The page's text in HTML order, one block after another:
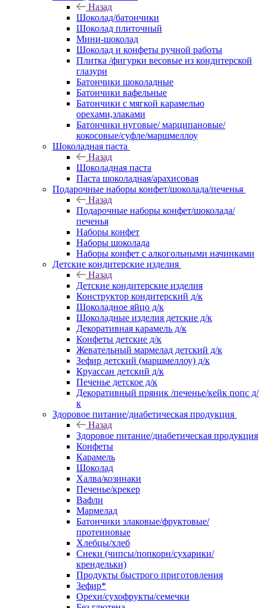
Назад
Шоколад/батончики
Шоколад плиточный
Мини-шоколад
Шоколад и конфеты ручной работы
Плитка /фигурки весовые из кондитерской
глазури
Батончики шоколадные
Батончики вафельные
Батончики с мягкой карамелью
орехами,злаками
Батончики нуговые/ марципановые/
кокосовые/суфле/маршмеллоу
Шоколадная паста
Назад
Шоколадная паста
Паста шоколадная/арахисовая
Подарочные наборы конфет/шоколада/печенья
Назад
Подарочные наборы конфет/шоколада/
печенья
Наборы конфет
Наборы шоколада
Наборы конфет с алкогольными начинками
Детские кондитерские изделия
Назад
Детские кондитерские изделия
Конструктор кондитерский д/к
Шоколадное яйцо д/к
Шоколадные изделия детские д/к
Декоративная карамель д/к
Конфеты детские д/к
Жевательный мармелад детский д/к
Зефир детский (маршмеллоу) д/к
Круассан детский д/к
Печенье детское д/к
Декоративный пряник /печенье/кейк попс д/
к
Здоровое питание/диабетическая продукция
Назад
Здоровое питание/диабетическая продукция
Конфеты
Карамель
Шоколад
Халва/козинаки
Печенье/крекер
Вафли
Мармелад
Батончики злаковые/фруктовые/
протеиновые
Хлебцы/хлеб
Снеки (чипсы/попкорн/сухарики/
крендельки)
Продукты быстрого приготовления
Зефир*
Орехи/сухофрукты/семечки